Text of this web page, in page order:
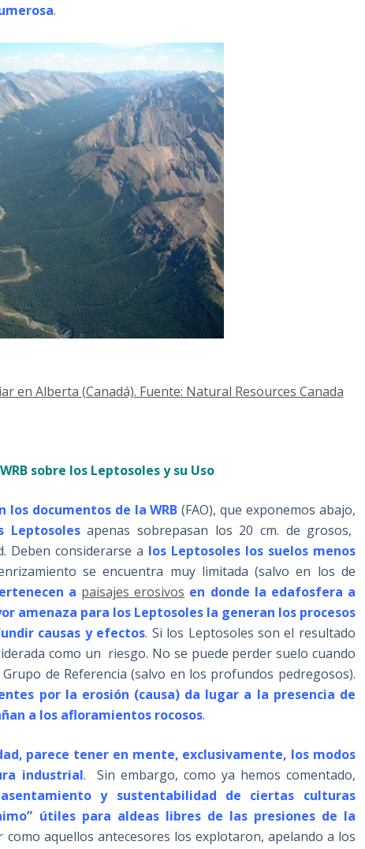
.
en Alberta (Canadá). Fuente: Natural Resources Canada
sobre los Leptosoles y su Uso
los documentos de la WRB (FAO), que exponemos abajo,
Leptosolesapenas sobrepasan los 20 cm. de grosos,
Deben considerarse a los Leptosoles los suelos menos
se encuentra muy limitada (salvo en los de
a paisajes erosivos en donde la edafosfera a
amenaza para los Leptosoles la generan los procesos
causas y efectos. Si los Leptosoles son el resultado
como un riesgo. No se puede perder suelo cuando
de Referencia (salvo en los profundos pedregosos).
por la erosión (causa) da lugar a la presencia de
a los afloramientos rocosos.
parece tener en mente, exclusivamente, los modos
industrial. Sin embargo, como ya hemos comentado,
y sustentabilidad de ciertas culturas
útiles para aldeas libres de las presiones de la
como aquellos antecesores los explotaron, apelando a los